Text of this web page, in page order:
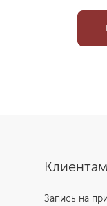
Клиентам
Запись на